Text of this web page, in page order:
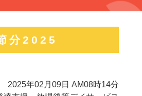
分2025
2025年02月09日 AM08時14分